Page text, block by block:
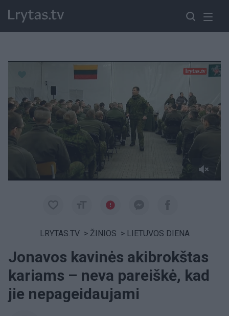
Paremkite Ukrainą
LRYTAS.TV > ŽINIOS > LIETUVOS DIENA
Jonavos kavinės akibrokštas
kariams – neva pareiškė, kad
jie nepageidaujami